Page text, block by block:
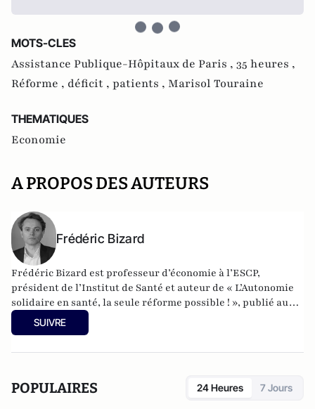
MOTS-CLES
Assistance Publique-Hôpitaux de Paris , 35 heures ,
Réforme , déficit , patients , Marisol Touraine
THEMATIQUES
Economie
A PROPOS DES AUTEURS
Frédéric Bizard
Frédéric Bizard est professeur d’économie à l’ESCP,
président de l’Institut de Santé et auteur de « L’Autonomie
solidaire en santé, la seule réforme possible ! », publié aux
éditions Michalon.
SUIVRE
POPULAIRES 24 Heures 7 Jours